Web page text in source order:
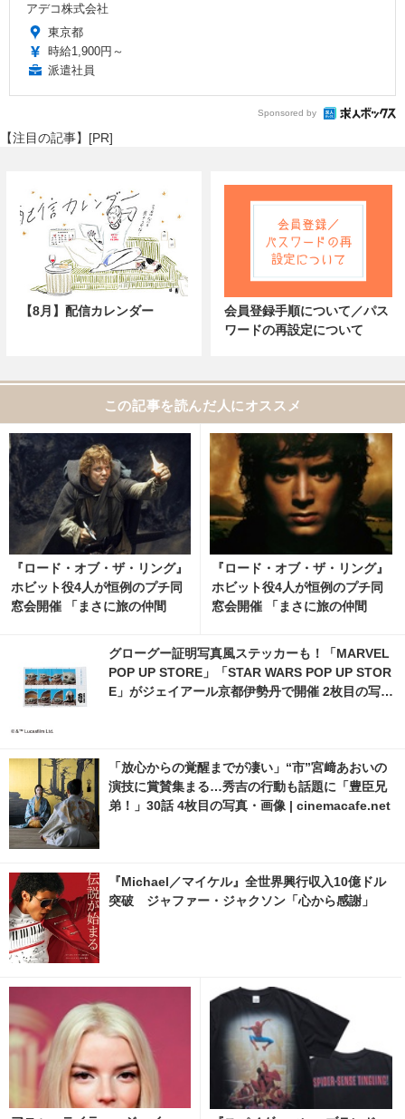
アデコ株式会社
東京都
時給1,900円～
派遣社員
Sponsored by
【注目の記事】[PR]
【8月】配信カレンダー
会員登録手順について／パス
ワードの再設定について
この記事を読んだ人にオススメ
『ロード・オブ・ザ・リング』
ホビット役4人が恒例のプチ同
窓会開催 「まさに旅の仲間
真・画像 | cinemacafe.net
『ロード・オブ・ザ・リング』
ホビット役4人が恒例のプチ同
窓会開催 「まさに旅の仲間
写真・画像 | cinemacafe.net
グローグー証明写真風ステッカーも！「MARVEL
POP UP STORE」「STAR WARS POP UP STOR
E」がジェイアール京都伊勢丹で開催 2枚目の写
「放心からの覚醒までが凄い」“市”宮﨑あおいの
演技に賞賛集まる…秀吉の行動も話題に「豊臣兄
弟！」30話 4枚目の写真・画像 | cinemacafe.net
『Michael／マイケル』全世界興行収入10億ドル
突破 ジャファー・ジャクソン「心から感謝」